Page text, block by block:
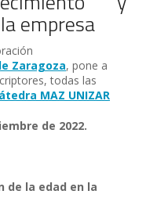
empresa
Zaragoza, pone a
todas las
MAZ UNIZAR
de 2022.
de la edad en la